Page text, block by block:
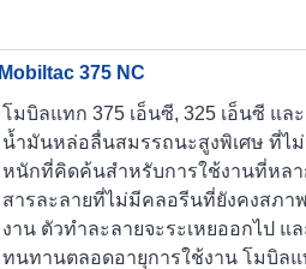
Mobiltac 375 NC
โมบิลแทก 375 เอ็นซี, 325 เอ็นซี และ
น้ำมันหล่อลื่นสมรรถนะสูงพิเศษ ที่ไ
หนักที่คิดค้นสำหรับการใช้งานที่หลา
สารละลายที่ไม่มีคลอรีนที่ยังคงสภ
งาน ตัวทำละลายจะระเหยออกไป
ทนทานตลอดอายุการใช้งาน โมบิลแ